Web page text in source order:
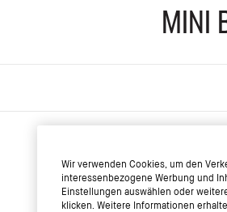
MINI
Wir verwenden Cookies, um den
interessenbezogene Werbung und
Einstellungen auswählen oder
klicken. Weitere Informationen